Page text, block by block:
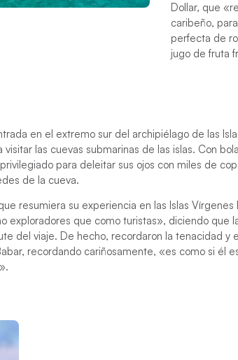
Dollar, que
caribeño,
perfecta de
jugo de fruta
en el extremo sur del archipiélago de las
las cuevas submarinas de las islas. Con
para deleitar sus ojos con miles de
de la cueva.
resumiera su experiencia en las Islas
exploradores que como turistas», diciendo que
del viaje. De hecho, recordaron la tenacidad y
recordando cariñosamente, «es como si él